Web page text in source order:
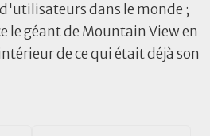
dans le monde ;
le géant de Mountain View en
de ce qui était déjà son